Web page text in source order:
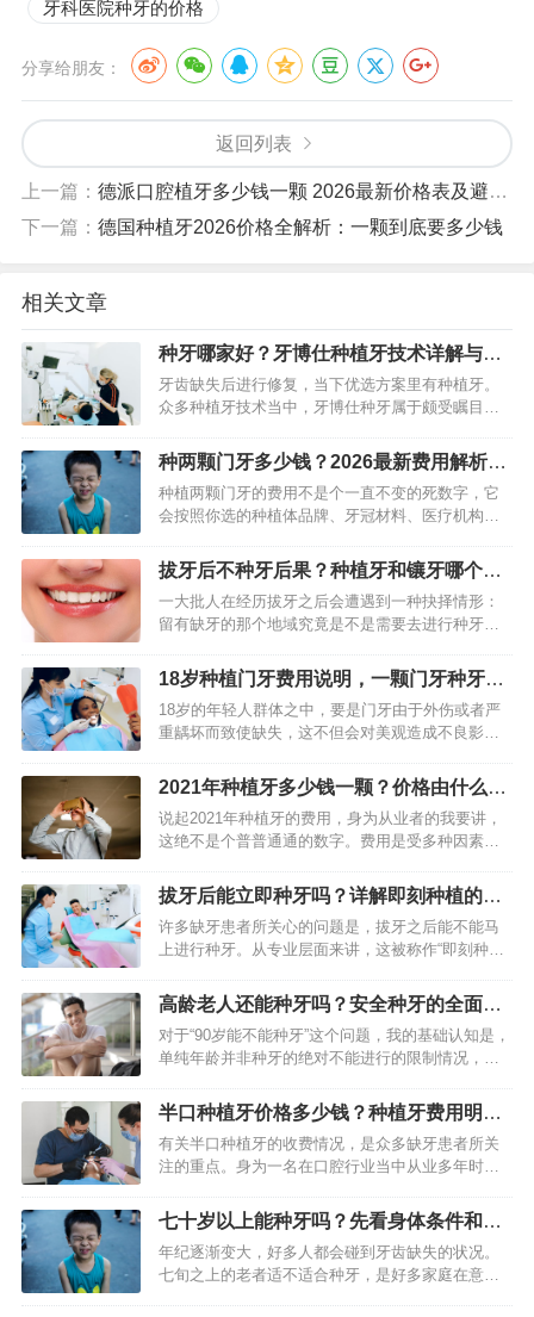
牙科医院种牙的价格
分享给朋友：
返回列表
上一篇： 德派口腔植牙多少钱一颗 2026最新价格表及避坑指南
下一篇： 德国种植牙2026价格全解析：一颗到底要多少钱
相关文章
种牙哪家好？牙博仕种植牙技术详解与适
用人群
牙齿缺失后进行修复，当下优选方案里有种植牙。
众多种植牙技术当中，牙博仕种牙属于颇受瞩目的
关注意思。它主要是通过植入人工牙根这种办法，
进而切实恢复牙齿的功能以…
种两颗门牙多少钱？2026最新费用解析与
价格构成
种植两颗门牙的费用不是个一直不变的死数字，它
会按照你选的种植体品牌、牙冠材料、医疗机构、
植费用一般在1万到3万元范围，这样两颗门牙总体
花费大概在2万至6万元…
拔牙后不种牙后果？种植牙和镶牙哪个
好？对比分析告诉你
一大批人在经历拔牙之后会遭遇到一种抉择情形：
留有缺牙的那个地域究竟是不是需要去进行种牙操
不足道的小事情，然而要是长时间不去予以处理的
话，极有可能引发一连串的…
18岁种植门牙费用说明，一颗门牙种牙多
少钱，费用包含哪些项目
18岁的年轻人群体之中，要是门牙由于外伤或者严
重龋坏而致使缺失，这不但会对美观造成不良影
植牙乃是修复缺失牙的主流且长效的一种方式，然
而它所需的费用，对于众多…
2021年种植牙多少钱一颗？价格由什么决
定？
说起2021年种植牙的费用，身为从业者的我要讲，
这绝不是个普普通通的数字。费用是受多种因素综
距极大。只有理解费用的构成以及影响因素，才能
够做出明智的决策，防…
拔牙后能立即种牙吗？详解即刻种植的条
件和好处
许多缺牙患者所关心的问题是，拔牙之后能不能马
上进行种牙。从专业层面来讲，这被称作“即刻种
放进刚拔过牙的牙槽窝当中。然而它并非对所有人
都适宜，得对患者的牙槽…
高龄老人还能种牙吗？安全种牙的全面评
估指南
对于“90岁能不能种牙”这个问题，我的基础认知是，
单纯年龄并非种牙的绝对不能进行的限制情况，不
全面的评估。在临床实际操作当中，我给好多80岁
往上的老人成功做…
半口种植牙价格多少钱？种植牙费用明细
与报价解析
有关半口种植牙的收费情况，是众多缺牙患者所关
注的重点。身为一名在口腔行业当中从业多年时光
杂，并非是一个单纯的数字。它是由多个环节一同
决定的，从开展检查评估，到…
七十岁以上能种牙吗？先看身体条件和口
腔问题处理
年纪逐渐变大，好多人都会碰到牙齿缺失的状况。
七旬之上的老者适不适合种牙，是好多家庭在意的